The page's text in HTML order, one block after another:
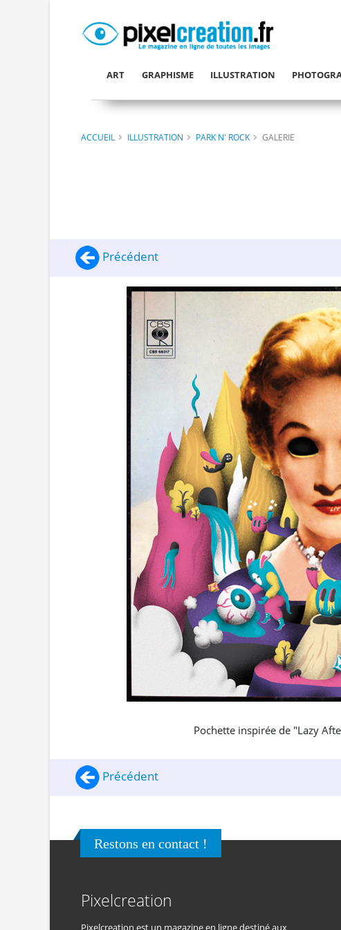
ART GRAPHISME ILLUSTRATION
ACCUEIL ILLUSTRATION PARK N' ROCK GALERIE
Précédent
Pochette inspirée de "Lazy
Précédent
Restons en contact !
Pixelcreation
Pixelcreation est un magazine en ligne destiné aux